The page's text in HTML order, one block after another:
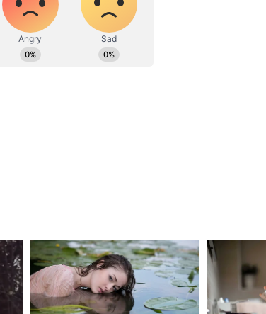
ट्रांसफॉर्मेशन,
वाले क्षेत्रों में सहयोग
समाधानों को अपनाने
जिसे टेक्निकल इंटर्नशिप